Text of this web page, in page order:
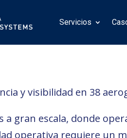
Servicios
y visibilidad en 38
a gran escala, donde
operativa requiere un